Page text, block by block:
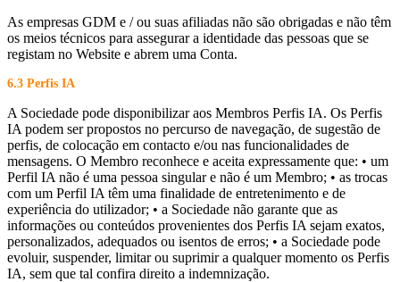
As empresas GDM e / ou suas afiliadas não são obrigadas e não têm
os meios técnicos para assegurar a identidade das pessoas que se
registam no Website e abrem uma Conta.
6.3 Perfis IA
A Sociedade pode disponibilizar aos Membros Perfis IA. Os Perfis
IA podem ser propostos no percurso de navegação, de sugestão de
perfis, de colocação em contacto e/ou nas funcionalidades de
mensagens. O Membro reconhece e aceita expressamente que: • um
Perfil IA não é uma pessoa singular e não é um Membro; • as trocas
com um Perfil IA têm uma finalidade de entretenimento e de
experiência do utilizador; • a Sociedade não garante que as
informações ou conteúdos provenientes dos Perfis IA sejam exatos,
personalizados, adequados ou isentos de erros; • a Sociedade pode
evoluir, suspender, limitar ou suprimir a qualquer momento os Perfis
IA, sem que tal confira direito a indemnização.